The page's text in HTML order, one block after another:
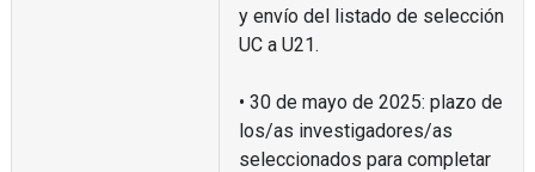
y envío del listado de selección
UC a U21.
• 30 de mayo de 2025: plazo de
los/as investigadores/as
seleccionados para completar